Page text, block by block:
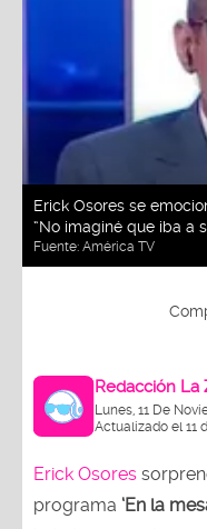
Erick Osores se
“No imaginé que iba a
Fuente: América TV
Redacción La
Lunes, 11 De
Actualizado el 11
Erick Osores
programa ‘En la